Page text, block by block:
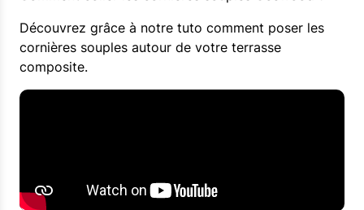
Découvrez grâce à notre tuto comment poser les
cornières souples autour de votre terrasse
composite.